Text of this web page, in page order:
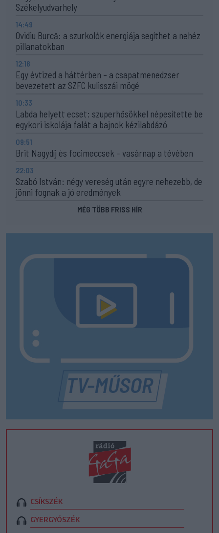
Székelyudvarhely
14:49
Ovidiu Burcă: a szurkolók energiája segíthet a nehéz
pillanatokban
12:18
Egy évtized a háttérben – a csapatmenedzser
bevezetett az SZFC kulisszái mögé
10:33
Labda helyett ecset: szuperhősökkel népesítette be
egykori iskolája falát a bajnok kézilabdázó
09:51
Brit Nagydíj és focimeccsek – vasárnap a tévében
22:03
Szabó István: négy vereség után egyre nehezebb, de
jönni fognak a jó eredmények
MÉG TÖBB FRISS HÍR
CSÍKSZÉK
GYERGYÓSZÉK